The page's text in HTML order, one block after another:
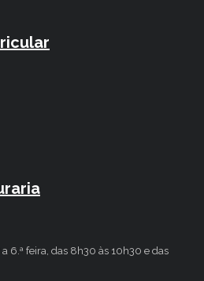
6.ª feira, das 8h30 às 10h30 e das